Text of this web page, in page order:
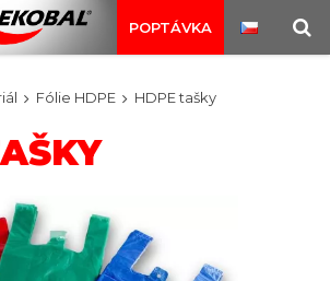
POPTÁVKA
Fólie HDPE HDPE tašky